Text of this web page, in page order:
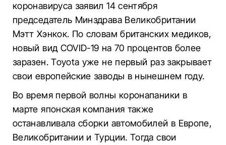
коронавируса заявил 14 сентября
председатель Минздрава Великобритании
Мэтт Хэнкок. По словам британских медиков,
новый вид COVID-19 на 70 процентов более
заразен. Toyota уже не первый раз закрывает
свои европейские заводы в нынешнем году.
Во время первой волны коронапаники в
марте японская компания также
останавливала сборки автомобилей в Европе,
Великобритании и Турции. Тогда свои